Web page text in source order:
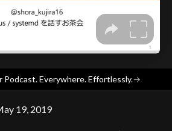
Podcast. Everywhere. Effortlessly.→
19, 2019